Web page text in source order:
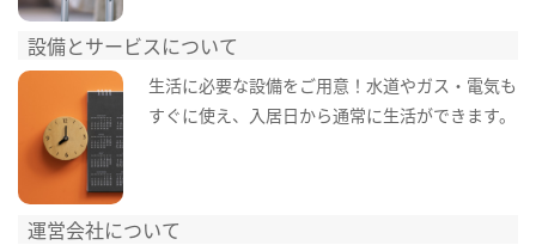
設備とサービスについて
生活に必要な設備をご用意！水道やガス・電気も
すぐに使え、入居日から通常に生活ができます。
運営会社について